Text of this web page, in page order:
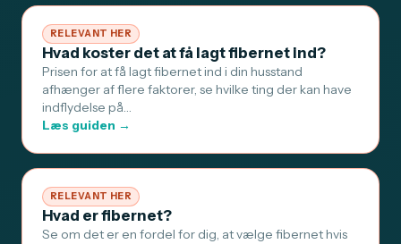
RELEVANT HER
Hvad koster det at få lagt fibernet ind?
Prisen for at få lagt fibernet ind i din husstand
afhænger af flere faktorer, se hvilke ting der kan have
indflydelse på…
Læs guiden →
RELEVANT HER
Hvad er fibernet?
Se om det er en fordel for dig, at vælge fibernet hvis